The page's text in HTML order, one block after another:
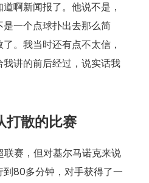
啊新闻报了。他说不是，
一个点球扑出去那么简
。我当时还有点不太信，
讲的前后经过，说实话我
打散的比赛
联赛，但对基尔马诺克来说
80多分钟，对手获得了一